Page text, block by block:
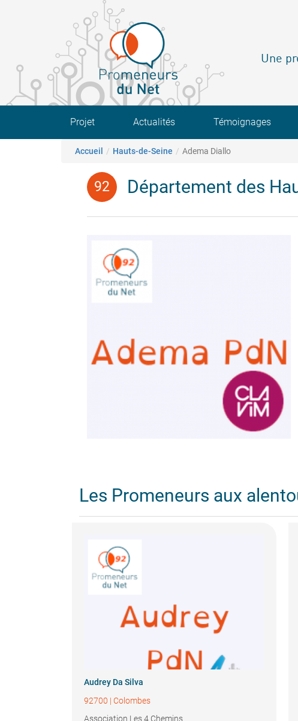
Une
Main navigation
Projet Actualités Témoignages
Fil d'Ariane
Accueil Hauts-de-Seine Adema Diallo
Département des
Les Promeneurs aux
Audrey Da Silva
92700 | Colombes
Association Les 4 Chemins